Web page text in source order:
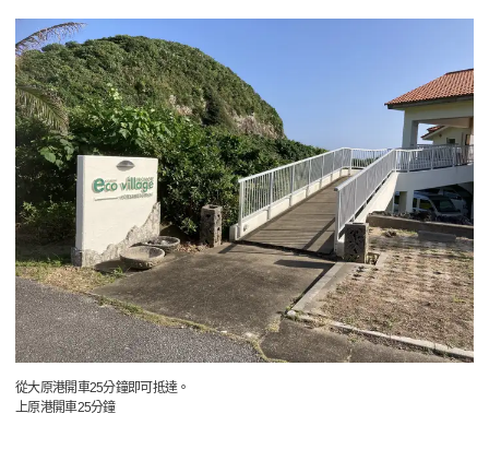
從大原港開車25分鐘即可抵達。
上原港開車25分鐘